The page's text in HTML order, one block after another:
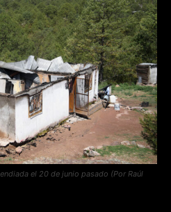
el 20 de junio pasado (Por Raúl